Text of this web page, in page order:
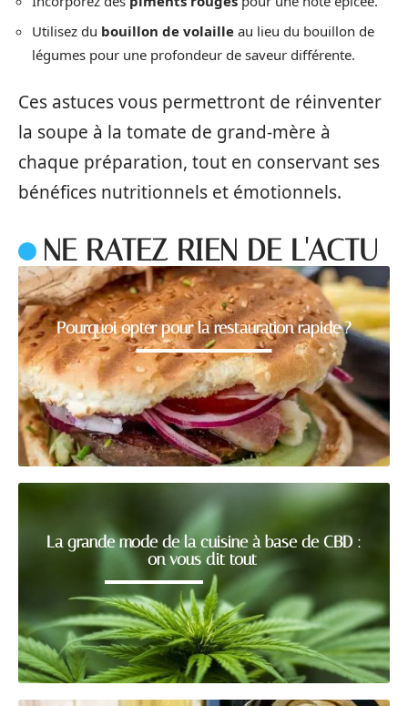
Utilisez du bouillon de volaille au lieu du bouillon de
légumes pour une profondeur de saveur différente.
Ces astuces vous permettront de réinventer
la soupe à la tomate de grand-mère à
chaque préparation, tout en conservant ses
bénéfices nutritionnels et émotionnels.
NE RATEZ RIEN DE L'ACTU
Pourquoi opter pour la restauration rapide ?
La grande mode de la cuisine à base de CBD :
on vous dit tout